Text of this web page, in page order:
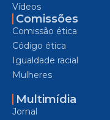
Vídeos
Comissões
Comissão ética
Código ética
Igualdade racial
Mulheres
Multimídia
Jornal